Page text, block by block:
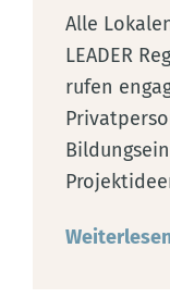
Alle
LEADER
rufen